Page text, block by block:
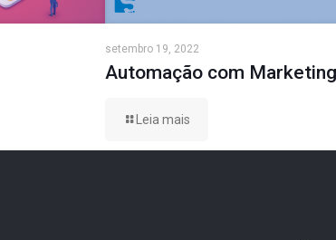
setembro 19, 2022
Automação com
Leia mais